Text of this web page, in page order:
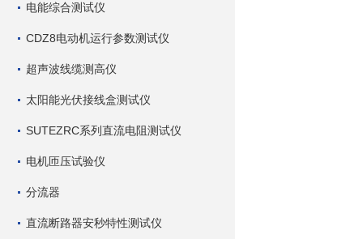
电能综合测试仪
CDZ8电动机运行参数测试仪
超声波线缆测高仪
太阳能光伏接线盒测试仪
SUTEZRC系列直流电阻测试仪
电机匝压试验仪
分流器
直流断路器安秒特性测试仪